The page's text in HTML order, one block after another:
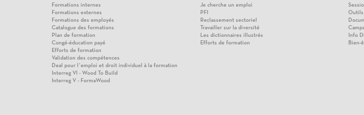
Formations internes
Formations externes
Formations des employés
Catalogue des formations
Plan de formation
Congé-éducation payé
Efforts de formation
Validation des compétences
Deal pour l’emploi et droit individuel à la formation
Interreg VI - Wood To Build
Interreg V - FormaWood
Je cherche un emploi
PFI
Reclassement sectoriel
Travailler sur la diversité
Les dictionnaires illustrés
Efforts de formation
Outils
Info
Bien-